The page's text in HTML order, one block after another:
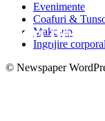
Flori
Evenimente
Coafuri &
Make-up
Ingrijire
© Newspaper